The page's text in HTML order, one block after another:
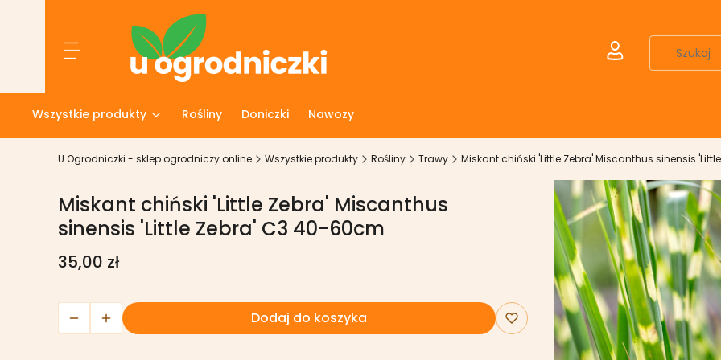
Menu Zaloguj się
Wszystkie produkty Rośliny Doniczki Nawozy
U Ogrodniczki - sklep ogrodniczy online Wszystkie produkty Rośliny Trawy Miskant chiński 'Little Zebra' Miscanthus sinensis
Miskant chiński 'Little Zebra' Miscanthus
sinensis 'Little Zebra' C3 40-60cm
Cena
35,00 zł
Dodaj do koszyka